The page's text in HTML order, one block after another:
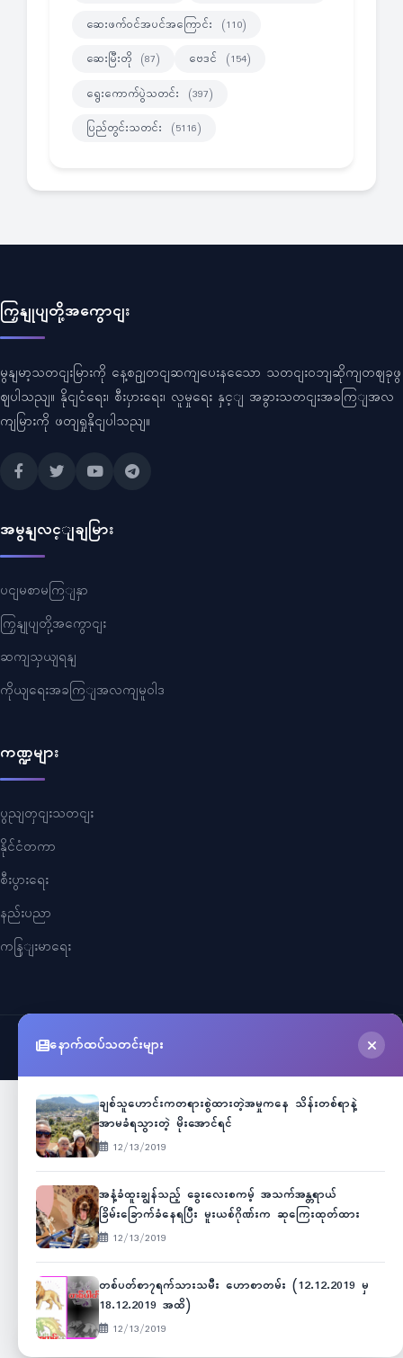
ဆေးဖက်ဝင်အပင်အကြောင်း (110)
ဆေးမြီးတို (87) ဗေဒင် (154)
ရွေးကောက်ပွဲသတင်း (397)
ပြည်တွင်းသတင်း (5116)
ကြှနျုပျတို့အကွောငျး
မွနျမာ့သတငျးမြားကို နေ့စဥျတငျဆကျပေးနသေော သတငျးဝဘျဆိုကျတဈခုဖွ
ဈပါသညျ။ နိုငျငံရေး၊ စီးပှားရေး၊ လူမှုရေး နှင့ျ အခွားသတငျးအခကြျအလ
ကျမြားကို ဖတျရှုနိုငျပါသညျ။
အမွနျလင့ျချမြား
ပငျမစာမကြျနှာ
ကြှနျုပျတို့အကွောငျး
ဆကျသှယျရနျ
ကိုယျရေးအခကြျအလကျမူဝါဒ
ကဏ္ဍများ
ပွညျတှငျးသတငျး
နိုင်ငံတကာ
စီးပွားရေး
နည်းပညာ
ကနြျးမာရေး
©2026Myanmar Cele News
နောက်ထပ်သတင်းများ
ချစ်သူဟောင်းကတရားစွဲထားတဲ့အမှုကနေ သိန်းတစ်ရာနဲ့
အာမခံရသွားတဲ့ မိုးအောင်ရင်
12/13/2019
အနံ့ခံထူးချွန်သည့် ခွေးလေးစကမ့် အသက်အန္တရာယ်
ခြိမ်းခြောက်ခံနေရပြီး မူးယစ်ဂိုဏ်းက ဆုကြေးထုတ်ထား
12/13/2019
တစ်ပတ်စာ၇ရက်သားသမီး ဟောစာတမ်း (12.12.2019 မှ
18.12.2019 အထိ)
12/13/2019
Unicode ဇော်ဂျီ